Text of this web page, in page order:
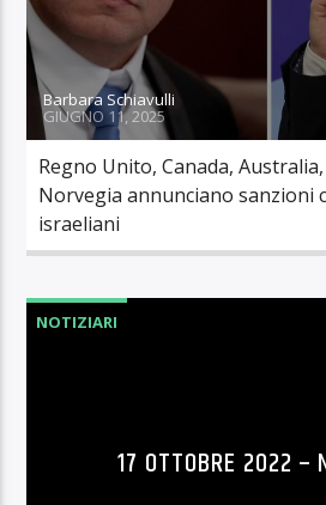
Barbara Schiavulli
GIUGNO 11, 2025
Regno Unito, Canada,
Norvegia annunciano sanzioni
israeliani
NOTIZIARI
17 OTTOBRE 2022 –